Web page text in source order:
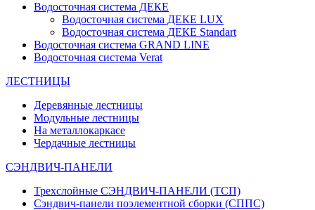
Водосточная система ДЕКЕ
Водосточная система ДЕКЕ LUX
Водосточная система ДЕКЕ Standart
Водосточная система GRAND LINE
Водосточная система Verat
ЛЕСТНИЦЫ
Деревянные лестницы
Модульные лестницы
На металлокаркасе
Чердачные лестницы
СЭНДВИЧ-ПАНЕЛИ
Трехслойные СЭНДВИЧ-ПАНЕЛИ (ТСП)
Сэндвич-панели поэлементной сборки (СППС)